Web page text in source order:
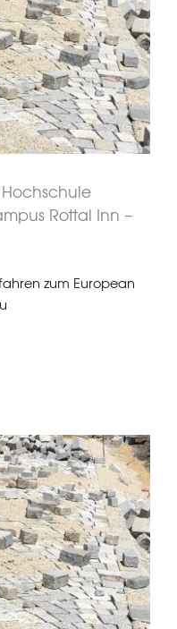
European
Rottal Inn –
zum European
Rathaus